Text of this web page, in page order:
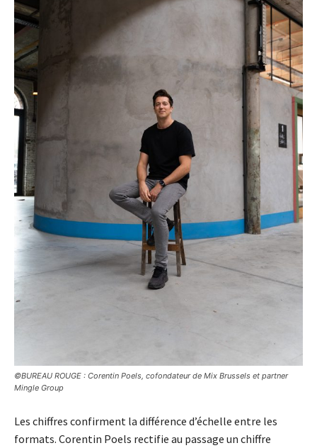
©BUREAU ROUGE : Corentin Poels, cofondateur de Mix Brussels et partner
Mingle Group
Les chiffres confirment la différence d’échelle entre les
formats. Corentin Poels rectifie au passage un chiffre